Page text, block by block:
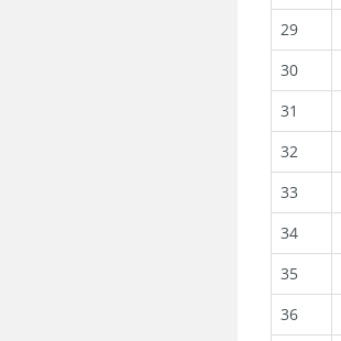
29
30
31
32
33
34
35
36